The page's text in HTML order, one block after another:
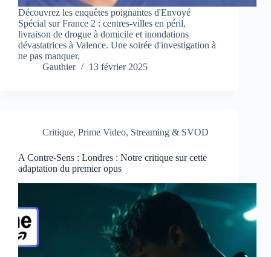
Découvrez les enquêtes poignantes d'Envoyé
Spécial sur France 2 : centres-villes en péril,
livraison de drogue à domicile et inondations
dévastatrices à Valence. Une soirée d'investigation à
ne pas manquer.
Gauthier
13 février 2025
Critique, Prime Video, Streaming & SVOD
A Contre-Sens : Londres : Notre critique sur cette
adaptation du premier opus